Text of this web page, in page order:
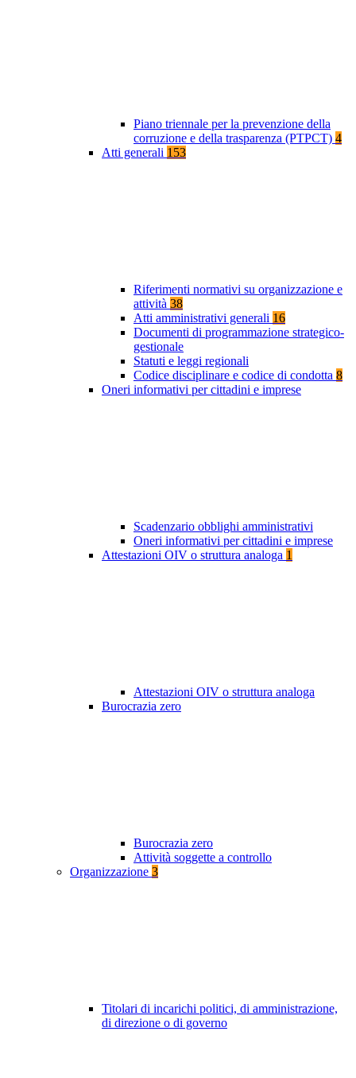
Piano triennale per la prevenzione della
corruzione e della trasparenza (PTPCT) 4
Atti generali 153
Riferimenti normativi su organizzazione e
attività 38
Atti amministrativi generali 16
Documenti di programmazione strategico-
gestionale
Statuti e leggi regionali
Codice disciplinare e codice di condotta 8
Oneri informativi per cittadini e imprese
Scadenzario obblighi amministrativi
Oneri informativi per cittadini e imprese
Attestazioni OIV o struttura analoga 1
Attestazioni OIV o struttura analoga
Burocrazia zero
Burocrazia zero
Attività soggette a controllo
Organizzazione 3
Titolari di incarichi politici, di amministrazione,
di direzione o di governo